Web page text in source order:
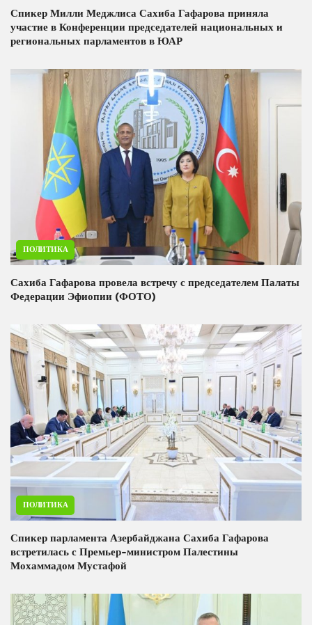
Спикер Милли Меджлиса Сахиба Гафарова приняла
участие в Конференции председателей национальных и
региональных парламентов в ЮАР
ПОЛИТИКА
Сахиба Гафарова провела встречу с председателем Палаты
Федерации Эфиопии (ФОТО)
ПОЛИТИКА
Спикер парламента Азербайджана Сахиба Гафарова
встретилась с Премьер-министром Палестины
Мохаммадом Мустафой